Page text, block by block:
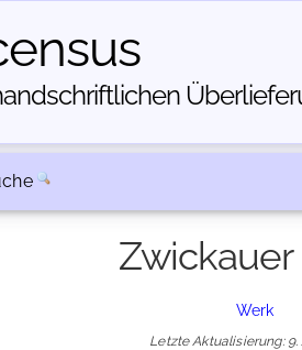
Zwickauer
Werk
Letzte Aktualisierung: 9.